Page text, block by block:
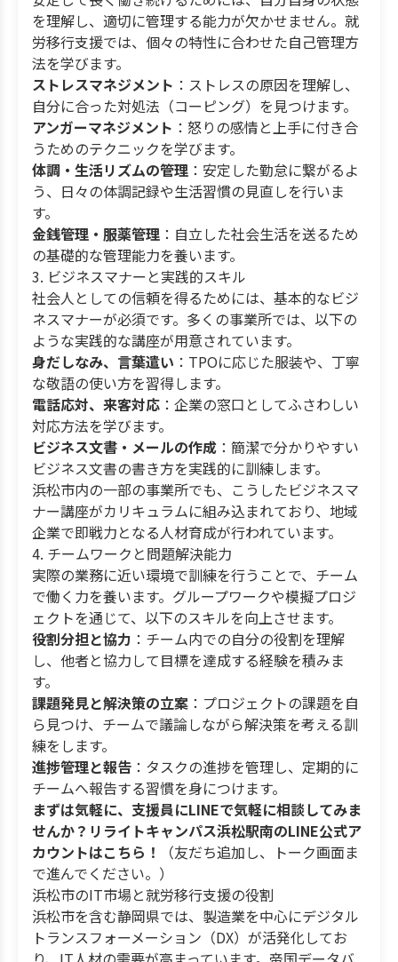
を理解し、適切に管理する能力が欠かせません。就
労移行支援では、個々の特性に合わせた自己管理方
法を学びます。
ストレスマネジメント ：ストレスの原因を理解し、
自分に合った対処法（コーピング）を見つけます。
アンガーマネジメント ：怒りの感情と上手に付き合
うためのテクニックを学びます。
体調・生活リズムの管理 ：安定した勤怠に繋がるよ
う、日々の体調記録や生活習慣の見直しを行いま
す。
金銭管理・服薬管理 ：自立した社会生活を送るため
の基礎的な管理能力を養います。
3. ビジネスマナーと実践的スキル
社会人としての信頼を得るためには、基本的なビジ
ネスマナーが必須です。多くの事業所では、以下の
ような実践的な講座が用意されています。
身だしなみ、言葉遣い ：TPOに応じた服装や、丁寧
な敬語の使い方を習得します。
電話応対、来客対応 ：企業の窓口としてふさわしい
対応方法を学びます。
ビジネス文書・メールの作成 ：簡潔で分かりやすい
ビジネス文書の書き方を実践的に訓練します。
浜松市内の一部の事業所でも、こうしたビジネスマ
ナー講座がカリキュラムに組み込まれており、地域
企業で即戦力となる人材育成が行われています。
4. チームワークと問題解決能力
実際の業務に近い環境で訓練を行うことで、チーム
で働く力を養います。グループワークや模擬プロジ
ェクトを通じて、以下のスキルを向上させます。
役割分担と協力 ：チーム内での自分の役割を理解
し、他者と協力して目標を達成する経験を積みま
す。
課題発見と解決策の立案 ：プロジェクトの課題を自
ら見つけ、チームで議論しながら解決策を考える訓
練をします。
進捗管理と報告 ：タスクの進捗を管理し、定期的に
チームへ報告する習慣を身につけます。
まずは気軽に、支援員にLINEで気軽に相談してみま
せんか？リライトキャンパス浜松駅南のLINE公式ア
カウントはこちら！
（友だち追加し、トーク画面ま
で進んでください。）
浜松市のIT市場と就労移行支援の役割
浜松市を含む静岡県では、製造業を中心にデジタル
トランスフォーメーション（DX）が活発化してお